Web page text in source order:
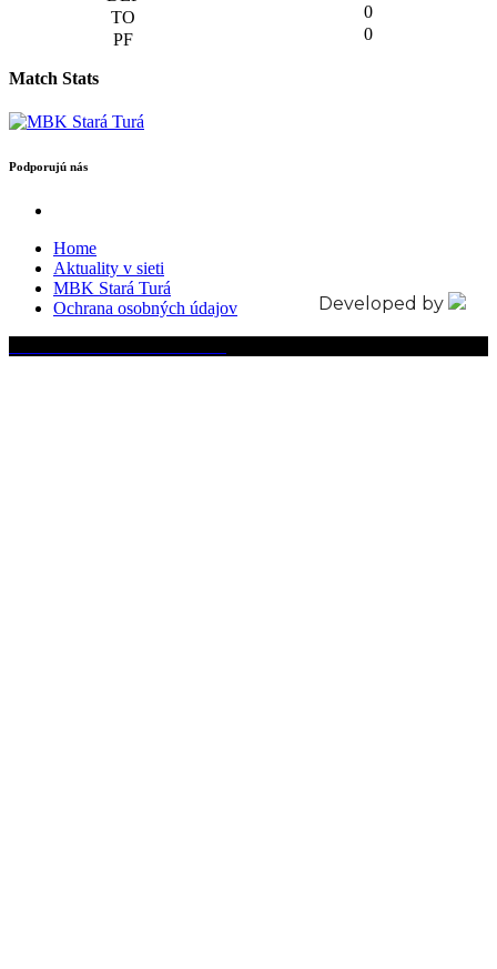
0
0
Match Stats
Podporujú nás
Home
Aktuality v sieti
MBK Stará Turá
Ochrana osobných údajov
Developed by